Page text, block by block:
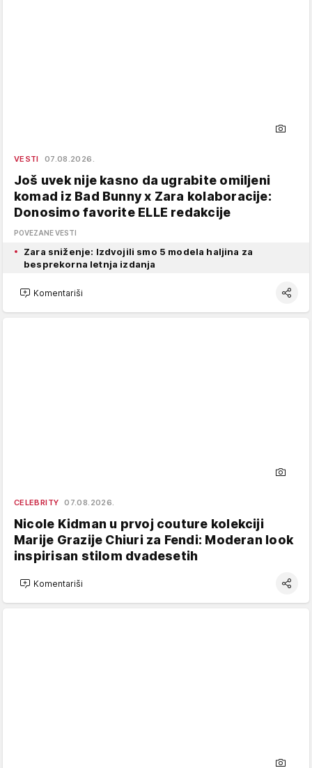
VESTI 07.08.2026.
Još uvek nije kasno da ugrabite omiljeni
komad iz Bad Bunny x Zara kolaboracije:
Donosimo favorite ELLE redakcije
POVEZANE VESTI
Zara sniženje: Izdvojili smo 5 modela haljina za
besprekorna letnja izdanja
Komentariši
CELEBRITY 07.08.2026.
Nicole Kidman u prvoj couture kolekciji
Marije Grazije Chiuri za Fendi: Moderan look
inspirisan stilom dvadesetih
Komentariši